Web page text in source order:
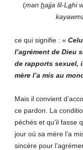
(man hajja lil-L ahi
ce qui signifie : «
l’agrément de Dieu
de rapports sexuel,
mère l’a mis au
Mais il convient
ce pardon. La
péchés et qu’il fasse
jour où sa mère l’a
sincère pour